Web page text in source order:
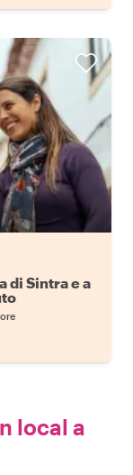
di Sintra e a
local a